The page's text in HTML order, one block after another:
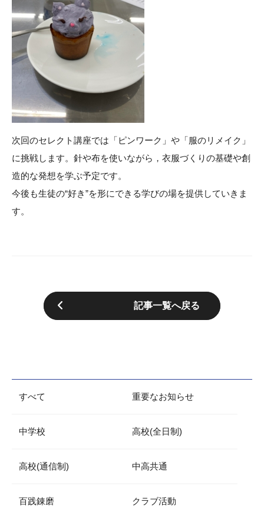
次回のセレクト講座では「ピンワーク」や「服のリメイク」
に挑戦します。針や布を使いながら，衣服づくりの基礎や創
造的な発想を学ぶ予定です。
今後も生徒の“好き”を形にできる学びの場を提供していきま
す。
記事一覧へ戻る
すべて 重要なお知らせ
中学校 高校(全日制)
高校(通信制) 中高共通
百践錬磨 クラブ活動